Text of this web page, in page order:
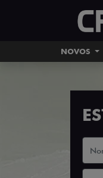
NOVOS